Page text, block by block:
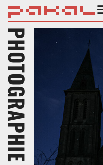
PHOTOGRAPHIE